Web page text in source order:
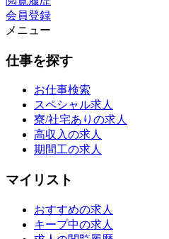
会員登録
メニュー
仕事を探す
お仕事検索
スペシャル求人
寮/社宅ありの求人
高収入の求人
期間工の求人
マイリスト
おすすめの求人
キープ中の求人